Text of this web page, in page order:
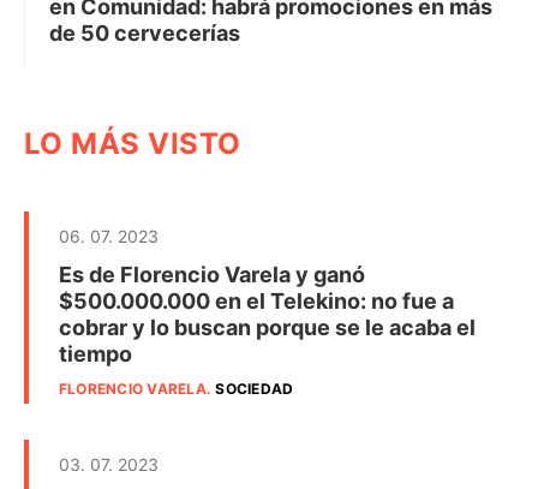
en Comunidad: habrá promociones en más
de 50 cervecerías
LO MÁS VISTO
06. 07. 2023
Es de Florencio Varela y ganó
$500.000.000 en el Telekino: no fue a
cobrar y lo buscan porque se le acaba el
tiempo
FLORENCIO VARELA.SOCIEDAD
03. 07. 2023